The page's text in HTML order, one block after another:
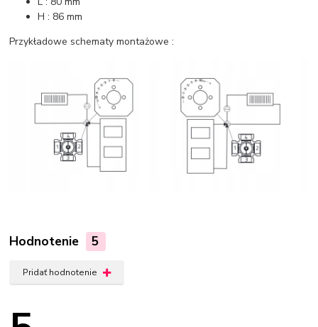
H : 86 mm
Przykładowe schematy montażowe :
Hodnotenie 5
Pridať hodnotenie